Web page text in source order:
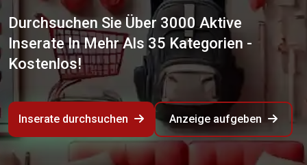
Durchsuchen Sie Über 3000 Aktive
Inserate In Mehr Als 35 Kategorien -
Kostenlos!
Inserate durchsuchen Anzeige aufgeben